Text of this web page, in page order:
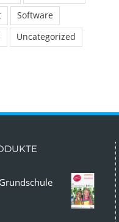
Software
Uncategorized